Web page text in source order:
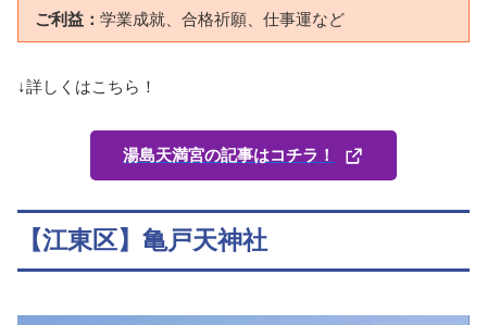
ご利益： 学業成就、合格祈願、仕事運など
↓詳しくはこちら！
湯島天満宮の記事はコチラ！
【江東区】亀戸天神社